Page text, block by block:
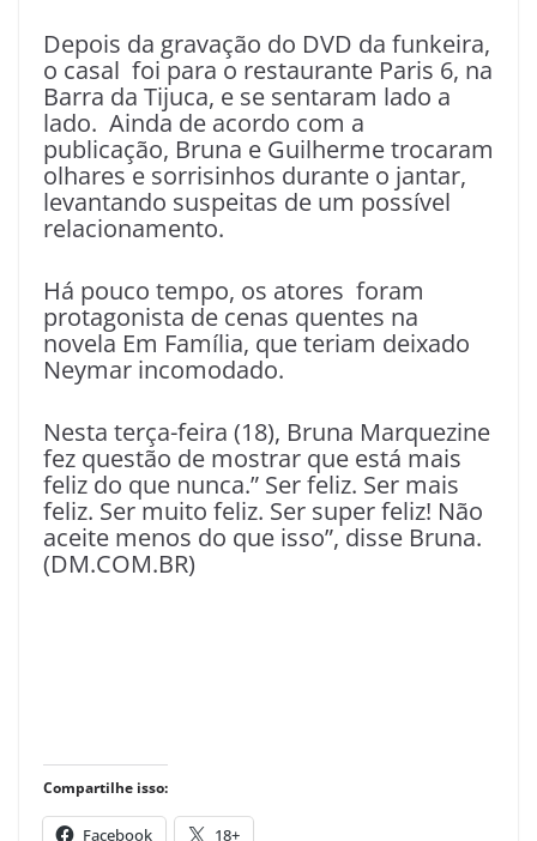
Depois da gravação do DVD da funkeira,
o casal foi para o restaurante Paris 6, na
Barra da Tijuca, e se sentaram lado a
lado. Ainda de acordo com a
publicação, Bruna e Guilherme trocaram
olhares e sorrisinhos durante o jantar,
levantando suspeitas de um possível
relacionamento.
Há pouco tempo, os atores foram
protagonista de cenas quentes na
novela Em Família, que teriam deixado
Neymar incomodado.
Nesta terça-feira (18), Bruna Marquezine
fez questão de mostrar que está mais
feliz do que nunca.” Ser feliz. Ser mais
feliz. Ser muito feliz. Ser super feliz! Não
aceite menos do que isso”, disse Bruna.
(DM.COM.BR)
Compartilhe isso:
Facebook 18+